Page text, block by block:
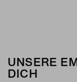
UNSERE
DICH